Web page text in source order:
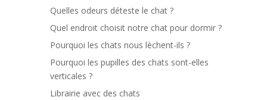
Quelles odeurs déteste le chat ?
Quel endroit choisit notre chat pour dormir ?
Pourquoi les chats nous lèchent-ils ?
Pourquoi les pupilles des chats sont-elles
verticales ?
Librairie avec des chats